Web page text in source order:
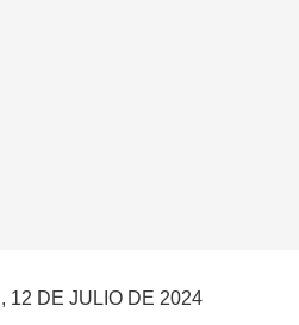
12 DE JULIO DE 2024